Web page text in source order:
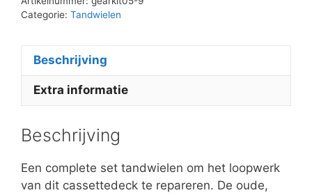
Categorie: Tandwielen
Beschrijving
Extra informatie
Beschrijving
Een complete set tandwielen om het loopwerk
van dit cassettedeck te repareren. De oude,